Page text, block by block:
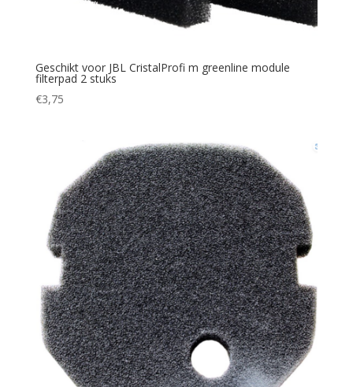
Geschikt voor JBL CristalProfi m greenline module
filterpad 2 stuks
€3,75